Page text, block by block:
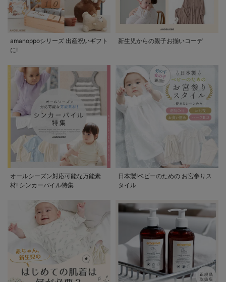
amanoppoシリーズ 出産祝いギフト
に!
新生児からの親子お揃いコーデ
オールシーズン対応可能な万能素
材! シンカーパイル特集
日本製!ベビーのための お宮参りス
タイル